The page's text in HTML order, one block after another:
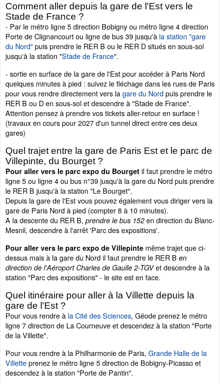
Comment aller depuis la gare de l'Est vers le
Stade de France ?
- Par le métro ligne 5 direction Bobigny ou métro ligne 4 direction
Porte de Clignancourt ou ligne de bus 39 jusqu'à la station "gare
du Nord"puis prendre le RER B ou le RER D situés en sous-sol
jusqu'à la station "Stade de France".
- sortie en surface de la gare de l'Est pour accéder à Paris Nord
quelques minutes à pied : suivez le fléchage dans les rues de Paris
pour vous rendre directement vers lagare du Nordpuis prendre le
RER B ou D en sous-sol et descendre à "Stade de France".
Attention pensez à prendre vos tickets aller-retour en surface !
(travaux en cours pour 2027 d'un tunnel direct entre ces deux
gares)
Quel trajet entre la gare de Paris Est et le parc de
Villepinte, du Bourget ?
Pour aller vers le parc expo du Bourget il faut prendre le métro
ligne 5 ou ligne 4 ou bus n°39 jusqu'à la gare du Nord puis prendre
le RER B jusqu'à la station "Le Bourget".
Depuis la gare de l'Est vous pouvez également vous diriger vers la
gare de Paris Nord à pied (compter 8 à 10 minutes).
A la descente du RER B, prendre le bus 152en direction du Blanc-
Mesnil, descendre à l'arrêt 'Parc des expositions'.
Pour aller vers le parc expo de Villepinte même trajet que ci-
dessus mais à la gare du Nord il faut prendre le RER B en
direction de l'Aéroport Charles de Gaulle 2-TGVet descendre à la
station "Parc des expositions" - le site est en face.
Quel itinéraire pour aller à la Villette depuis la
gare de l'Est ?
Pour vous rendre à la Cité des Sciences, Géode prenez le métro
ligne 7 direction de La Courneuve et descendez à la station "Porte
de la Villette".
Pour vous rendre à la Philharmonie de Paris, Grande Halle de la
Villetteprenez le métro ligne 5 direction de Bobigny-Picasso et
descendez à la station "Porte de Pantin".